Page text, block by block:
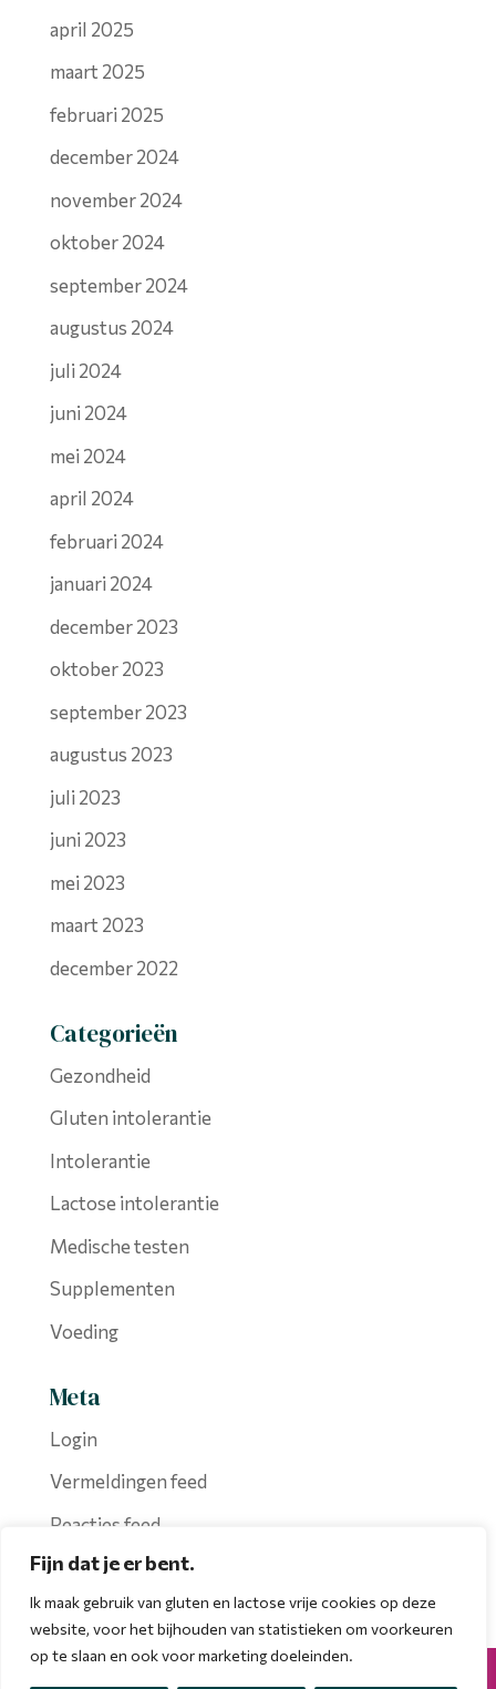
Fijn dat je er bent.
Ik maak gebruik van gluten en lactose vrije cookies op deze
website, voor het bijhouden van statistieken om voorkeuren
op te slaan en ook voor marketing doeleinden.
april 2025
maart 2025
februari 2025
december 2024
november 2024
oktober 2024
september 2024
augustus 2024
juli 2024
juni 2024
mei 2024
april 2024
februari 2024
januari 2024
december 2023
oktober 2023
september 2023
augustus 2023
juli 2023
juni 2023
mei 2023
maart 2023
december 2022
Categorieën
Gezondheid
Gluten intolerantie
Intolerantie
Lactose intolerantie
Medische testen
Supplementen
Voeding
Meta
Login
Vermeldingen feed
Reacties feed
WordPress.org
Copyright 2025 | made with love by